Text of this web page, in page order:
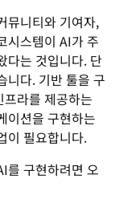
뮤니티와 기여자,
시스템이 AI가 주
다는 것입니다. 단
니다. 기반 툴을 구
라를 제공하는
이션을 구현하는
이 필요합니다.
를 구현하려면 오